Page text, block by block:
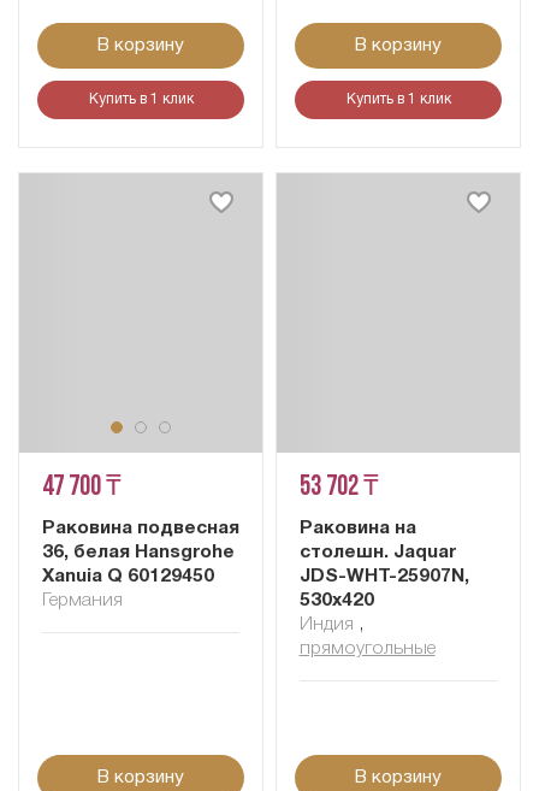
В корзину
Купить в 1 клик
В корзину
Купить в 1 клик
47 700 ₸
Раковина подвесная
36, белая Hansgrohe
Xanuia Q 60129450
Германия
В корзину
53 702 ₸
Раковина на
столешн. Jaquar
JDS-WHT-25907N,
530х420
Индия ,
прямоугольные
В корзину